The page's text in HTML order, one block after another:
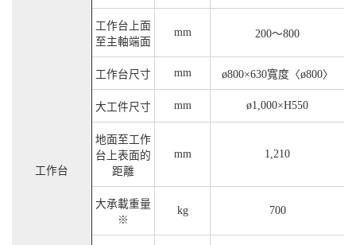
工作台上面
至主軸端面
mm 200～800
工作台
工作台尺寸 mm ø800×630寬度〈ø800〉
大工件尺寸 mm ø1,000×H550
地面至工作
台上表面的
距離
mm 1,210
大承載重量
※
kg 700